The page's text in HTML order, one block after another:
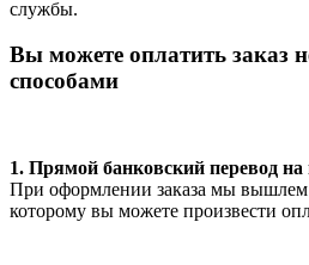
службы.
Вы можете оплатить заказ
способами
1. Прямой банковский перевод
При оформлении заказа мы вышлем
которому вы можете произвести